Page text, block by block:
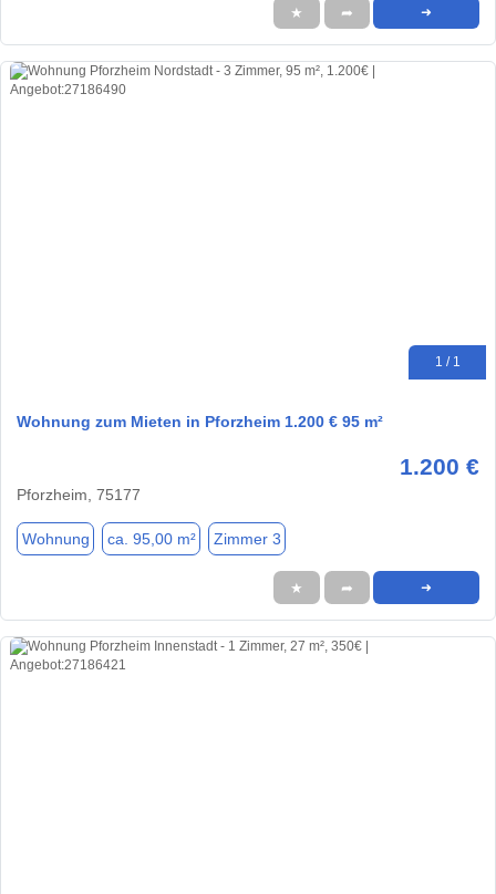
★ ➦ ➜
1 / 1
Wohnung zum Mieten in Pforzheim 1.200 € 95 m²
1.200 €
Pforzheim, 75177
Wohnung ca. 95,00 m² Zimmer 3
★ ➦ ➜